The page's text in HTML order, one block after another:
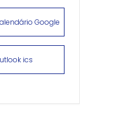
Google
ics